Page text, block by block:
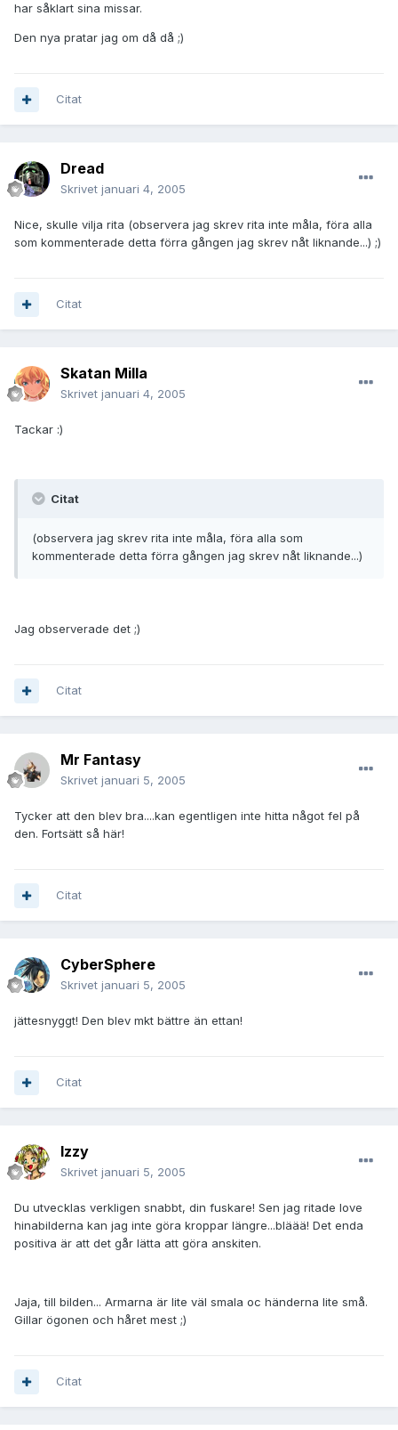
har såklart sina missar.
Den nya pratar jag om då då ;)
Citat
Dread
Skrivet januari 4, 2005
Nice, skulle vilja rita (observera jag skrev rita inte måla, föra alla
som kommenterade detta förra gången jag skrev nåt liknande...) ;)
Citat
Skatan Milla
Skrivet januari 4, 2005
Tackar :)
Citat
(observera jag skrev rita inte måla, föra alla som
kommenterade detta förra gången jag skrev nåt liknande...)
Jag observerade det ;)
Citat
Mr Fantasy
Skrivet januari 5, 2005
Tycker att den blev bra....kan egentligen inte hitta något fel på
den. Fortsätt så här!
Citat
CyberSphere
Skrivet januari 5, 2005
jättesnyggt! Den blev mkt bättre än ettan!
Citat
Izzy
Skrivet januari 5, 2005
Du utvecklas verkligen snabbt, din fuskare! Sen jag ritade love
hinabilderna kan jag inte göra kroppar längre...bläää! Det enda
positiva är att det går lätta att göra anskiten.
Jaja, till bilden... Armarna är lite väl smala oc händerna lite små.
Gillar ögonen och håret mest ;)
Citat